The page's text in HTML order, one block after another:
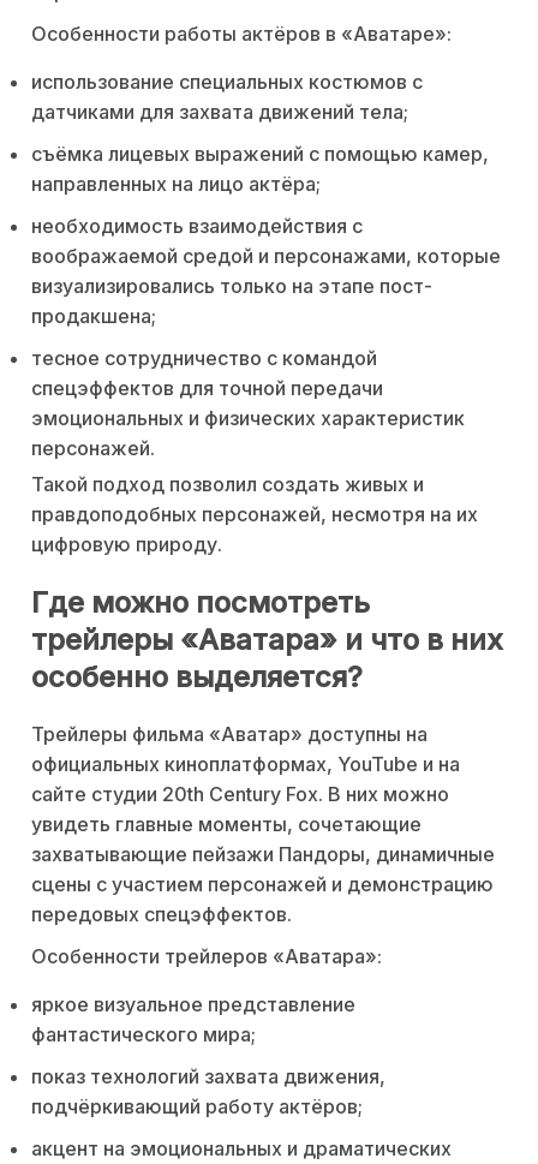
Особенности работы актёров в «Аватаре»:
использование специальных костюмов с
датчиками для захвата движений тела;
съёмка лицевых выражений с помощью камер,
направленных на лицо актёра;
необходимость взаимодействия с
воображаемой средой и персонажами, которые
визуализировались только на этапе пост-
продакшена;
тесное сотрудничество с командой
спецэффектов для точной передачи
эмоциональных и физических характеристик
персонажей.
Такой подход позволил создать живых и
правдоподобных персонажей, несмотря на их
цифровую природу.
Где можно посмотреть
трейлеры «Аватара» и что в них
особенно выделяется?
Трейлеры фильма «Аватар» доступны на
официальных киноплатформах, YouTube и на
сайте студии 20th Century Fox. В них можно
увидеть главные моменты, сочетающие
захватывающие пейзажи Пандоры, динамичные
сцены с участием персонажей и демонстрацию
передовых спецэффектов.
Особенности трейлеров «Аватара»:
яркое визуальное представление
фантастического мира;
показ технологий захвата движения,
подчёркивающий работу актёров;
акцент на эмоциональных и драматических